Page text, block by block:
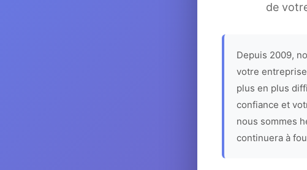
de
Depuis 2009,
votre
plus en plus
confiance et
nous sommes
continuera à